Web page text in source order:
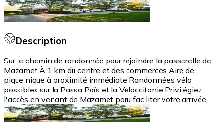
Description
Sur le chemin de randonnée pour rejoindre la passerelle de
Mazamet À 1 km du centre et des commerces Aire de
pique nique à proximité immédiate Randonnées vélo
possibles sur la Passa Païs et la Véloccitanie Privilégiez
l'accès en venant de Mazamet poru faciliter votre arrivée.